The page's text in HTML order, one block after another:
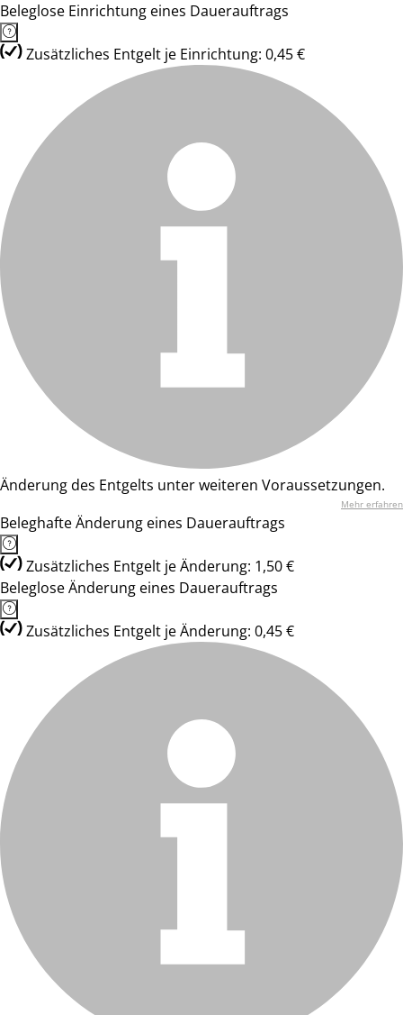
Beleglose Einrichtung eines Dauerauftrags
Zusätzliches Entgelt je Einrichtung: 0,45 €
Änderung des Entgelts unter weiteren Voraussetzungen.
Mehr erfahren
Beleghafte Änderung eines Dauerauftrags
Zusätzliches Entgelt je Änderung: 1,50 €
Beleglose Änderung eines Dauerauftrags
Zusätzliches Entgelt je Änderung: 0,45 €